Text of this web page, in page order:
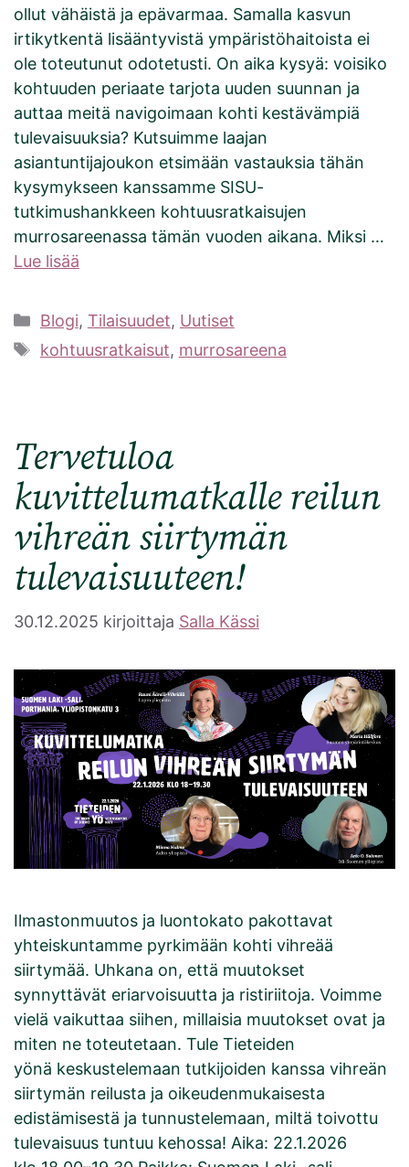
ollut vähäistä ja epävarmaa. Samalla kasvun
irtikytkentä lisääntyvistä ympäristöhaitoista ei
ole toteutunut odotetusti. On aika kysyä: voisiko
kohtuuden periaate tarjota uuden suunnan ja
auttaa meitä navigoimaan kohti kestävämpiä
tulevaisuuksia? Kutsuimme laajan
asiantuntijajoukon etsimään vastauksia tähän
kysymykseen kanssamme SISU-
tutkimushankkeen kohtuusratkaisujen
murrosareenassa tämän vuoden aikana. Miksi …
Lue lisää
Kategoriat
Blogi, Tilaisuudet, Uutiset
Avainsanat
kohtuusratkaisut, murrosareena
Tervetuloa
kuvittelumatkalle reilun
vihreän siirtymän
tulevaisuuteen!
30.12.2025 kirjoittaja Salla Kässi
Ilmastonmuutos ja luontokato pakottavat
yhteiskuntamme pyrkimään kohti vihreää
siirtymää. Uhkana on, että muutokset
synnyttävät eriarvoisuutta ja ristiriitoja. Voimme
vielä vaikuttaa siihen, millaisia muutokset ovat ja
miten ne toteutetaan. Tule Tieteiden
yönä keskustelemaan tutkijoiden kanssa vihreän
siirtymän reilusta ja oikeudenmukaisesta
edistämisestä ja tunnustelemaan, miltä toivottu
tulevaisuus tuntuu kehossa! Aika: 22.1.2026